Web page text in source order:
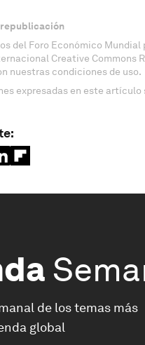
del Foro Económico
Creative Commons
nuestras condiciones de uso.
expresadas en este
de los temas más
global